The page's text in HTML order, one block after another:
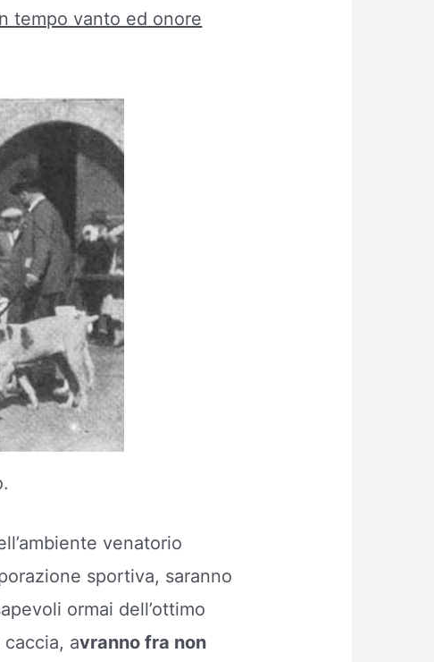
tempo vanto ed onore
venatorio
sportiva, saranno
ormai dell’ottimo
caccia, avranno fra non